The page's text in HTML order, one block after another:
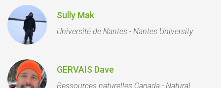
Sully Mak
Université de Nantes - Nantes University
GERVAIS Dave
Ressources naturelles Canada - Natural